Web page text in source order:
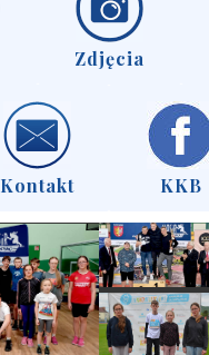
Zdjęcia
Kontakt KKB